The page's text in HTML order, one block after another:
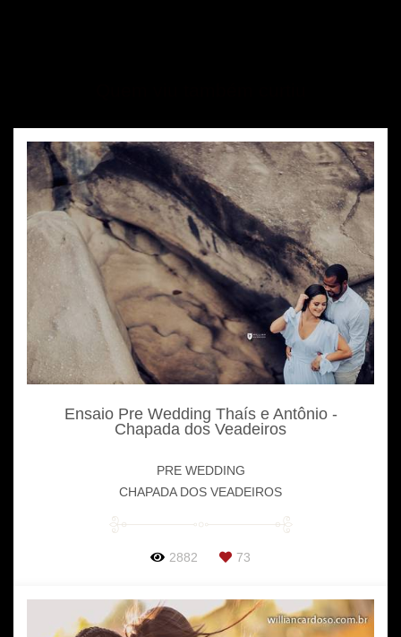
Ensaio Pre Wedding Thaís e Antônio -
Chapada dos Veadeiros
PRE WEDDING
CHAPADA DOS VEADEIROS
2882 73